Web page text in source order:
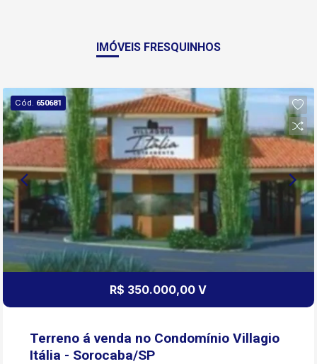
IMÓVEIS FRESQUINHOS
Cód. 650681
R$ 350.000,00 V
Terreno á venda no Condomínio Villagio
Itália - Sorocaba/SP